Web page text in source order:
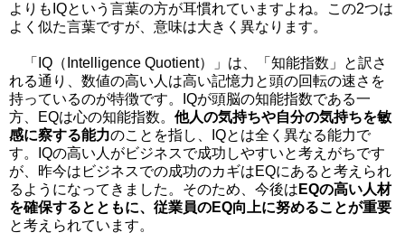
よりもIQという言葉の方が耳慣れていますよね。
この2つは
よく似た言葉ですが、意味は大きく異なります。
「IQ（Intelligence Quotient）」は、「知能指数」と訳さ
れる通り、数値の高い人は高い記憶力と頭の回転の速さを
持っているのが特徴です。IQが頭脳の知能指数である一
方、EQは心の知能指数。 他人の気持ちや自分の気持ちを敏
感に察する能力のことを指し、IQとは全く異なる能力で
す。IQの高い人がビジネスで成功しやすいと考えがちです
が、昨今はビジネスでの成功のカギはEQにあると考えられ
るようになってきました。そのため、今後は EQの高い人材
を確保するとともに、従業員のEQ向上に努めることが重要
と考えられています。